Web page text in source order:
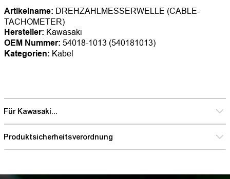
Artikelname: DREHZAHLMESSERWELLE (CABLE-
TACHOMETER)
Hersteller: Kawasaki
OEM Nummer: 54018-1013 (540181013)
Kategorien: Kabel
Für Kawasaki...
Produktsicherheitsverordnung